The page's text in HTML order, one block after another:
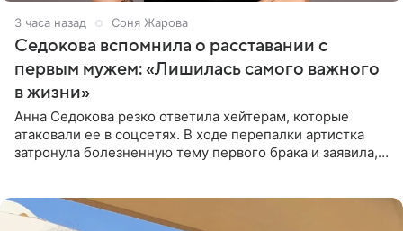
3 часа назад Соня Жарова
Седокова вспомнила о расставании с
первым мужем: «Лишилась самого важного
в жизни»
Анна Седокова резко ответила хейтерам, которые
атаковали ее в соцсетях. В ходе перепалки артистка
затронула болезненную тему первого брака и заявила,